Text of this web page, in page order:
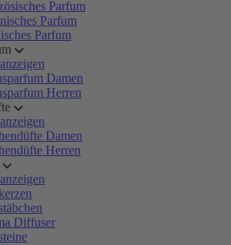
Parfum
Parfum
Parfum
Damen
Herren
Damen
Herren
Diffuser